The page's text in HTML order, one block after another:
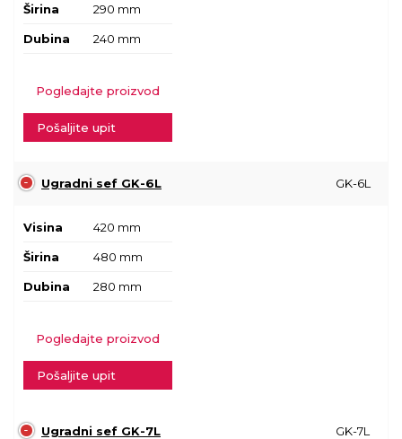
Širina 290 mm
Dubina 240 mm
Pogledajte proizvod
Pošaljite upit
Ugradni sef GK-6L GK-6L
Visina 420 mm
Širina 480 mm
Dubina 280 mm
Pogledajte proizvod
Pošaljite upit
Ugradni sef GK-7L GK-7L